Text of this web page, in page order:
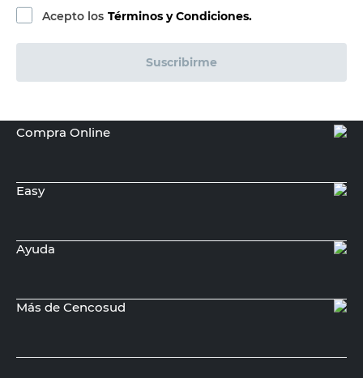
Acepto los Términos y Condiciones.
Suscribirme
Compra Online
Easy
Ayuda
Más de Cencosud